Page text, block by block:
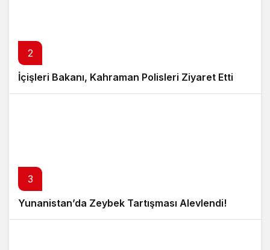
2
İçişleri Bakanı, Kahraman Polisleri Ziyaret Etti
3
Yunanistan’da Zeybek Tartışması Alevlendi!